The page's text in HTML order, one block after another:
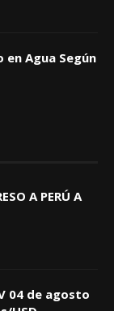
en Agua Según
A PERÚ A
04 de agosto